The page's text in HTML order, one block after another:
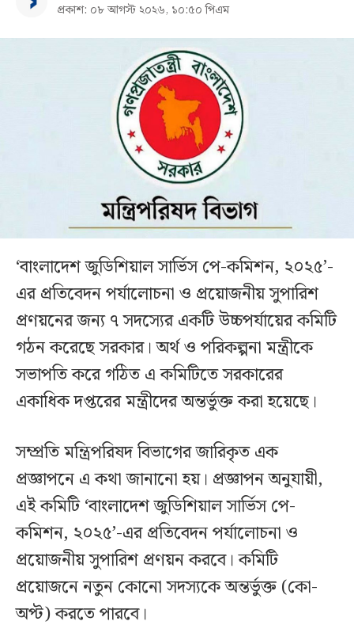
প্রকাশ: ০৮ আগস্ট ২০২৬, ১০:৫০ পিএম
‘বাংলাদেশ জুডিশিয়াল সার্ভিস পে-কমিশন, ২০২৫’-
এর প্রতিবেদন পর্যালোচনা ও প্রয়োজনীয় সুপারিশ
প্রণয়নের জন্য ৭ সদস্যের একটি উচ্চপর্যায়ের কমিটি
গঠন করেছে সরকার। অর্থ ও পরিকল্পনা মন্ত্রীকে
সভাপতি করে গঠিত এ কমিটিতে সরকারের
একাধিক দপ্তরের মন্ত্রীদের অন্তর্ভুক্ত করা হয়েছে।
সম্প্রতি মন্ত্রিপরিষদ বিভাগের জারিকৃত এক
প্রজ্ঞাপনে এ কথা জানানো হয়। প্রজ্ঞাপন অনুযায়ী,
এই কমিটি ‘বাংলাদেশ জুডিশিয়াল সার্ভিস পে-
কমিশন, ২০২৫’-এর প্রতিবেদন পর্যালোচনা ও
প্রয়োজনীয় সুপারিশ প্রণয়ন করবে। কমিটি
প্রয়োজনে নতুন কোনো সদস্যকে অন্তর্ভুক্ত (কো-
অপ্ট) করতে পারবে।